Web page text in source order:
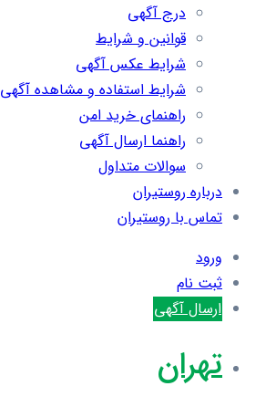
درج آگهی
قوانین و شرایط
شرایط عکس آگهی
شرایط استفاده و مشاهده آگهی
راهنمای خرید امن
راهنما ارسال آگهی
سوالات متداول
درباره روستیران
تماس با روستیران
ورود
ثبت نام
ارسال آگهی
تهران